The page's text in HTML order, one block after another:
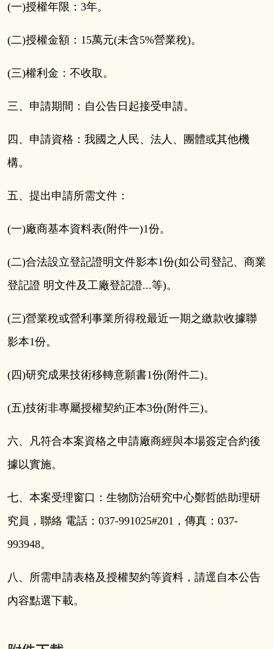
(一)授權年限： 3年。
(二)授權金額： 15萬元(未含5%營業稅)。
(三)權利金：不收取。
三、申請期間：自公告日起接受申請。
四、申請資格：我國之人民、法人、團體或其他機
構。
五、提出申請所需文件：
(一)廠商基本資料表(附件一)1份。
(二)合法設立登記證明文件影本1份(如公司登記、商業
登記證 明文件及工廠登記證...等)。
(三)營業稅或營利事業所得稅最近一期之繳款收據聯
影本1份。
(四)研究成果技術移轉意願書1份(附件二)。
(五)技術非專屬授權契約正本3份(附件三)。
六、凡符合本案資格之申請廠商經與本場簽定合約後
據以實施。
七、本案受理窗口：生物防治研究中心鄭哲皓助理研
究員，聯絡 電話： 037-991025#201 ，傳真： 037-
993948。
八、所需申請表格及授權契約等資料，請逕自本公告
內容點選下載。